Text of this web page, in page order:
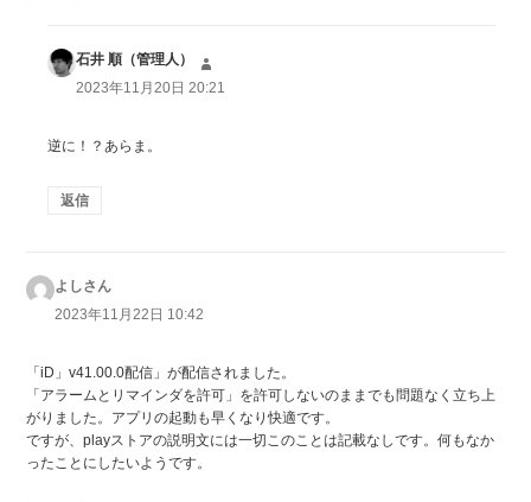
石井 順（管理人）
り:
2023年11月20日 20:21
逆に！？あらま。
返信
よしさんよ
り:
2023年11月22日 10:42
「iD」v41.00.0配信」が配信されました。
「アラームとリマインダを許可」を許可しないのままでも問題なく立ち上
がりました。アプリの起動も早くなり快適です。
ですが、playストアの説明文には一切このことは記載なしです。何もなか
ったことにしたいようです。